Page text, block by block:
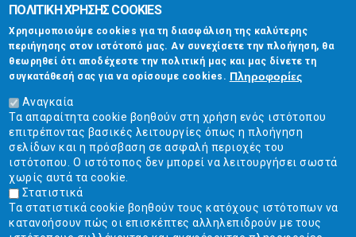
CAPTCHA
This
question is
for testing
whether or
not you are a
human visitor
and to
prevent
automated
spam
submissions.
5+2
Επικοινωνία
Στουρνάρη 17, Αθήνα 10683
2103304444
info@ekpizo.gr
www.ekpizo.gr
Δευ - Πεμ:10:00 πμ - 2:00 μμ
Σάβ - Κυρ: Κλειστά
ΠΟΛΙΤΙΚΗ ΧΡΗΣΗΣ COOKIES
Χρησιμοποιούμε cookies για τη διασφάλιση της καλύτερης
περιήγησης στον ιστότοπό μας. Αν συνεχίσετε την πλοήγηση, θα
θεωρηθεί ότι αποδέχεστε την πολιτική μας και μας δίνετε τη
συγκατάθεσή σας για να ορίσουμε cookies. Πληροφορίες
Αναγκαία
Τα απαραίτητα cookie βοηθούν στη χρήση ενός ιστότοπου
επιτρέποντας βασικές λειτουργίες όπως η πλοήγηση
σελίδων και η πρόσβαση σε ασφαλή περιοχές του
ιστότοπου. Ο ιστότοπος δεν μπορεί να λειτουργήσει σωστά
χωρίς αυτά τα cookie.
Στατιστικά
Τα στατιστικά cookie βοηθούν τους κατόχους ιστότοπων να
κατανοήσουν πώς οι επισκέπτες αλληλεπιδρούν με τους